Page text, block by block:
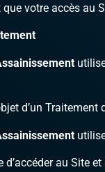
votre accès au
d’un
d’accéder au Site